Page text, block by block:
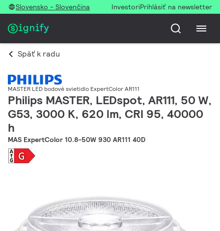
Slovensko - Slovenčina InvestoriPrihlásiť na newsletter
Späť k radu
MASTER LED bodové svietidlo ExpertColor AR111
Philips MASTER, LEDspot, AR111, 50 W,
G53, 3000 K, 620 lm, CRI 95, 40000
h
MAS ExpertColor 10.8-50W 930 AR111 40D